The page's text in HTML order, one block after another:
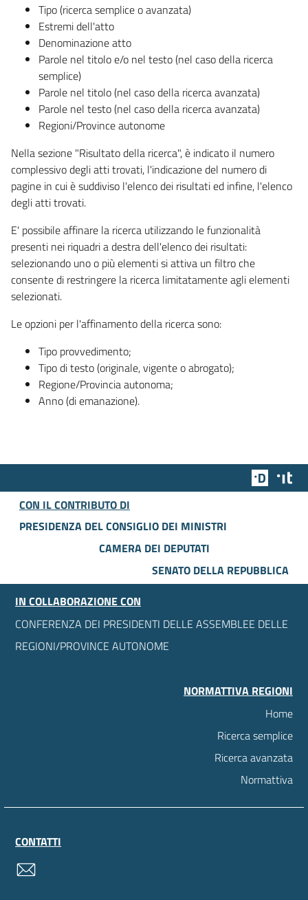
Tipo (ricerca semplice o avanzata)
Estremi dell'atto
Denominazione atto
Parole nel titolo e/o nel testo (nel caso della ricerca
semplice)
Parole nel titolo (nel caso della ricerca avanzata)
Parole nel testo (nel caso della ricerca avanzata)
Regioni/Province autonome
Nella sezione "Risultato della ricerca", è indicato il numero
complessivo degli atti trovati, l'indicazione del numero di
pagine in cui è suddiviso l'elenco dei risultati ed infine, l'elenco
degli atti trovati.
E' possibile affinare la ricerca utilizzando le funzionalità
presenti nei riquadri a destra dell'elenco dei risultati:
selezionando uno o più elementi si attiva un filtro che
consente di restringere la ricerca limitatamente agli elementi
selezionati.
Le opzioni per l'affinamento della ricerca sono:
Tipo provvedimento;
Tipo di testo (originale, vigente o abrogato);
Regione/Provincia autonoma;
Anno (di emanazione).
Team
CON IL CONTRIBUTO DI
PRESIDENZA DEL CONSIGLIO DEI MINISTRI
CAMERA DEI DEPUTATI
SENATO DELLA REPUBBLICA
IN COLLABORAZIONE CON
CONFERENZA DEI PRESIDENTI DELLE ASSEMBLEE DELLE
REGIONI/PROVINCE AUTONOME
NORMATTIVA REGIONI
Home
Ricerca semplice
Ricerca avanzata
Normattiva
CONTATTI